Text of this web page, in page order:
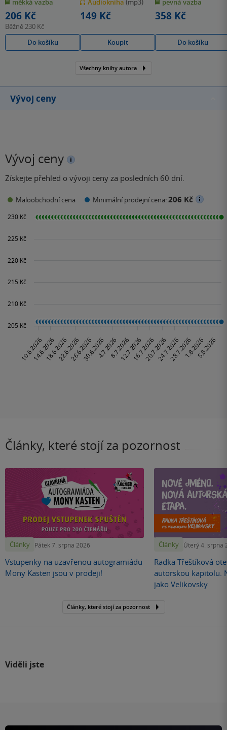
hvězdiček
206 Kč
Běžně 230 Kč
Do košíku
hvězdiček
149 Kč
Koupit
hvězdiček
358 Kč
Do košíku
Všechny knihy autora
Vývoj ceny
Vývoj ceny
Získejte přehled o vývoji ceny za posledních 60 dní.
Maloobchodní cena Minimální prodejní cena:206 Kč
Články, které stojí za pozornost
Články Pátek 7. srpna 2026
Vstupenky na uzavřenou autogramiádu
Mony Kasten jsou v prodeji!
Články Úterý 4. srpna
Radka Třeštíková
autorskou kapitolu.
jako Velikovsky
Články, které stojí za pozornost
Viděli jste